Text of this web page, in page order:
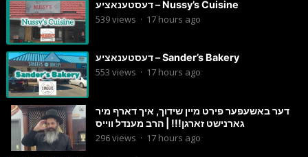
דעסטענאציע – Nussy’s Cuisine
539views · 17 hours ago
דעסטענאציע – Sander’s Bakery
553 views · 17 hours ago
דער באשעפער פירט מיין שידוך, איך דארף מיר
גארנישט זארגן!!! | הרב מענדל ווייס
296views · 17 hours ago